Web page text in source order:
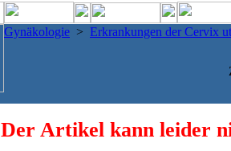
Gynäkologie > Erkrankungen der Cervix
Der Artikel kann leider